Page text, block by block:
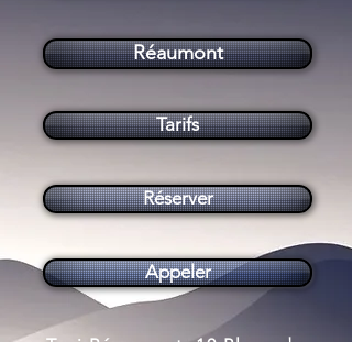
Tarifs
Réaumont
Réserver
Appeler